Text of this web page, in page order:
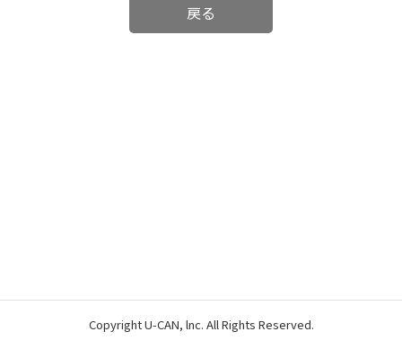
戻る
Copyright U-CAN, lnc. All Rights Reserved.